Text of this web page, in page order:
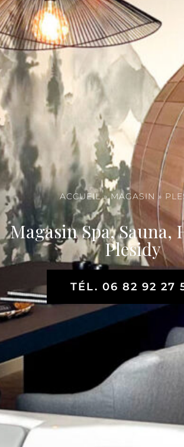
ACCUEIL»MAGASIN »
Magasin Spa, Sauna,
Plesidy
TÉL. 06 82 92 27